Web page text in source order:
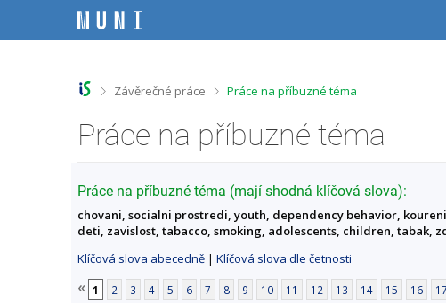
e
e
e
e
>Závěrečné práce >
Práce na příbuzné téma
Práce na příbuzné téma
Práce na příbuzné téma (mají shodná klíčová slova):
chovani, socialni prostredi, youth, dependency behavior,
deti, zavislost, tabacco, smoking, adolescents, children, tabak,
Klíčová slova abecedně | Klíčová slova dle četnosti
« 1 2 3 4 5 6 7 8 9 10 11 12 13 14 15 16 17